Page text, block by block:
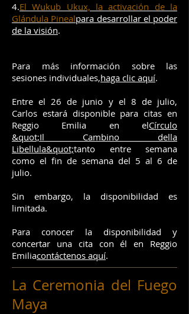
4.El Wukub Ukux, la activación de la
Glándula Pinealpara desarrollar el poder
de la visión.
Para más información sobre las
sesiones individuales,haga clic aquí.
Entre el 26 de junio y el 8 de julio,
Carlos estará disponible para citas en
Reggio Emilia en elCírculo
&quot;Il Cambino della
Libellula&quot;tanto entre semana
como el fin de semana del 5 al 6 de
julio.
Sin embargo, la disponibilidad es
limitada.
Para conocer la disponibilidad y
concertar una cita con él en Reggio
Emiliacontáctenos aquí.
La Ceremonia del Fuego
Maya